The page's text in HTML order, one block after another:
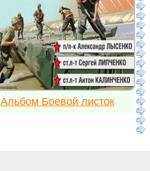
Альбом Боевой листок